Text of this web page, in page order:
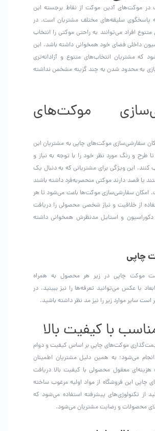
در موکت‌های آدین موکت از نقاط برجسته این
پاسخگوی سلیقه‌های مختلف مشتریان است. در
افراد می‌توانند به راحتی موکتی را انتخاب
داخلی فضای خود همخوانی داشته باشد. این
که مشتریان انتخاب‌های متنوع و آزادانه‌تری
به محدود شدن به چند گزینه مشخص نداشته
موکت‌های
سفارشی‌سازی موکت‌های چاپی به مشتریان این
طرح و رنگ مورد نظر خود را با توجه به نیاز و
کنند. این ویژگی برای مشتریانی که به دنبال یک
یا قصد دارند موکتی منحصر‌به‌فرد داشته باشند
امکان سفارشی‌سازی موکت‌ها باعث می‌شود تا هر
از خلاقیت و نیاز شخصی محصولی را دریافت
دکوراسیون و استایل مدنظرش همخوانی داشته
چاپی
موکت چاپی در زیر هر محصول به همراه
یا عکس می‌توانید تعرفه‌ها را نیز ببینید. در
است سایر موارد زیر را نیز مد نظر داشته باشید.
با کیفیت بالا
موکت‌های چاپی بر اساس کیفیت و دوام
می‌شود؛ به همین دلیل مشتریان اطمینان
هزینه‌ای معقول محصولی با کیفیت بالا دریافت
چاپی این فروشگاه از مواد اولیه مرغوب ساخته
از تکنولوژی‌های پیشرفته استفاده می‌شود که
محصولات و رضایت مشتریان می‌شود.